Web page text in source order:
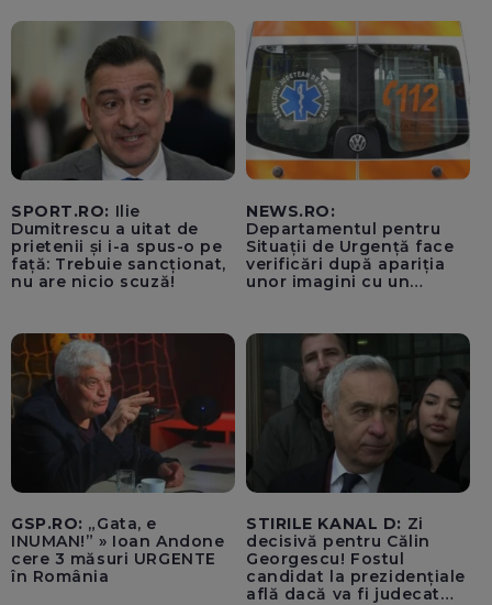
SPORT.RO: Ilie
Dumitrescu a uitat de
prietenii și i-a spus-o pe
față: Trebuie sancționat,
nu are nicio scuză!
NEWS.RO:
Departamentul pentru
Situații de Urgență face
verificări după apariția
unor imagini cu un
pentru cumpărături în
timp ce transporta un
pacient către spital
GSP.RO: „Gata, e
INUMAN!” » Ioan Andone
cere 3 măsuri URGENTE
în România
STIRILE KANAL D: Zi
decisivă pentru Călin
Georgescu! Fostul
candidat la prezidențiale
află dacă va fi judecat